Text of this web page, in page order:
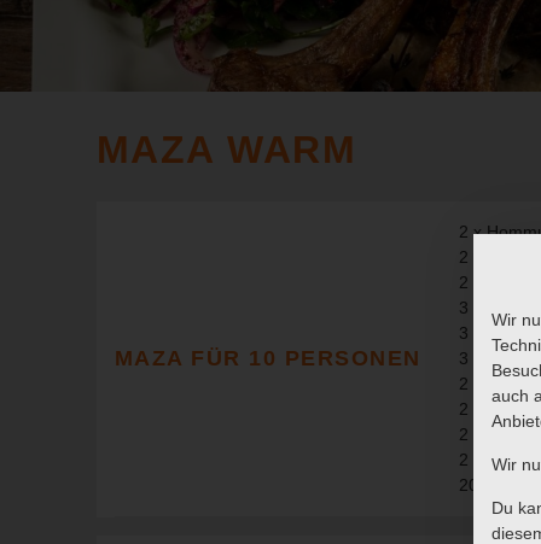
MAZA WARM
MAZA FÜR 10 PERSONEN
2 x
2 x
2 x Laban
3 x Falafel
3 x
3 x
2 x
2 x Warak-
2 x
2 x
20 Stück
Wir
auch
Wir
Du